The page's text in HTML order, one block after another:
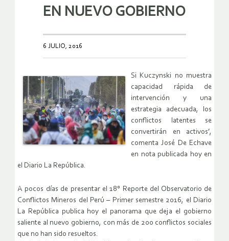
EN NUEVO GOBIERNO
6 JULIO, 2016
Si Kuczynski no muestra
capacidad rápida de
intervención y una
estrategia adecuada, los
conflictos latentes se
convertirán en activos’,
comenta José De Echave
en nota publicada hoy en
el Diario La República.
A pocos días de presentar el 18° Reporte del Observatorio de
Conflictos Mineros del Perú – Primer semestre 2016, el Diario
La República publica hoy el panorama que deja el gobierno
saliente al nuevo gobierno, con más de 200 conflictos sociales
que no han sido resueltos.